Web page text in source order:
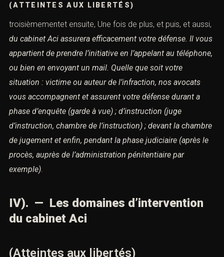
(ATTEINTES AUX LIBERTÉS)
troisièmementet ensuite, Une fois de plus, et puis, et aussi,
du cabinet Aci assurera efficacement votre défense. Il vous
appartient de prendre l’initiative en l’appelant au téléphone,
ou bien en envoyant un mail. Quelle que soit votre
situation : victime ou auteur de l’infraction, nos avocats
vous accompagnent et assurent votre défense durant a
phase d’enquête (garde à vue) ; d’instruction (juge
d’instruction, chambre de l’instruction) ; devant la chambre
de jugement et enfin, pendant la phase judiciaire (après le
procès, auprès de l’administration pénitentiaire par
exemple)
IV). — Les domaines d’intervention
du cabinet Aci
(Atteintes aux libertés)